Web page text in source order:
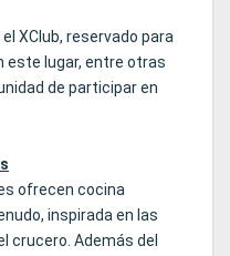
XClub, reservado para
este lugar, entre otras
de participar en
ofrecen cocina
inspirada en las
crucero. Además del